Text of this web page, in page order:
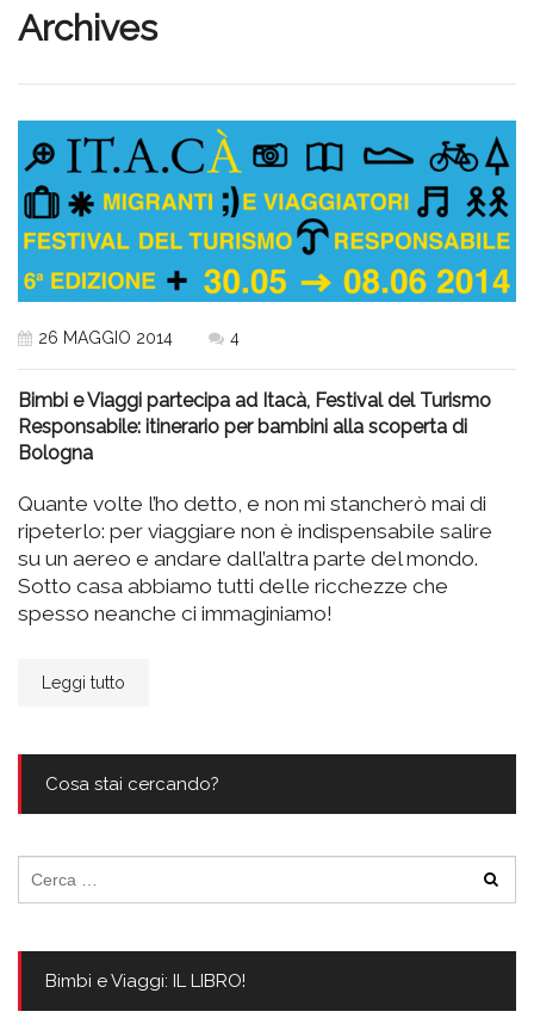
Archives
26 MAGGIO 2014 4
Bimbi e Viaggi partecipa ad Itacà, Festival del Turismo
Responsabile: itinerario per bambini alla scoperta di
Bologna
Quante volte l’ho detto, e non mi stancherò mai di
ripeterlo: per viaggiare non è indispensabile salire
su un aereo e andare dall’altra parte del mondo.
Sotto casa abbiamo tutti delle ricchezze che
spesso neanche ci immaginiamo!
Leggi tutto
Cosa stai cercando?
per:
Bimbi e Viaggi: IL LIBRO!